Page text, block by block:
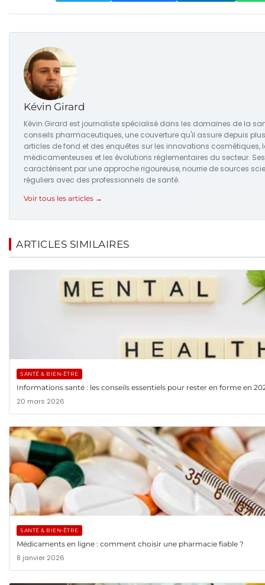
Kévin Girard
Kévin Girard est journaliste spécialisé dans les domaines de la
conseils pharmaceutiques, une couverture qu'il assure depuis
articles de fond et des enquêtes sur les innovations cosmétiques,
médicamenteuses et les évolutions réglementaires du secteur.
caractérisent par une approche rigoureuse, nourrie de sources
réguliers avec des professionnels de santé.
Voir tous les articles →
ARTICLES SIMILAIRES
SANTÉ & BIEN-ÊTRE
Informations santé : les conseils essentiels pour rester en forme en
20 mars 2026
SANTÉ & BIEN-ÊTRE
Médicaments en ligne : comment choisir une pharmacie fiable ?
8 janvier 2026